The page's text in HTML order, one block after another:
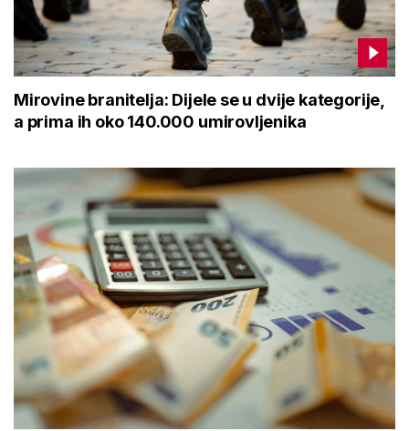
Mirovine branitelja: Dijele se u dvije kategorije,
a prima ih oko 140.000 umirovljenika